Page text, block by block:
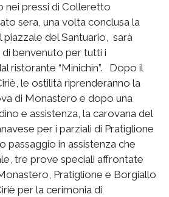
nei pressi di Colleretto
sera, una volta conclusa la
piazzale del Santuario, sarà
benvenuto per tutti i
ristorante “Minichin”. Dopo il
le ostilità riprenderanno la
di Monastero e dopo una
e assistenza, la carovana del
per i parziali di Pratiglione
passaggio in assistenza che
tre prove speciali affrontate
Pratiglione e Borgiallo
per la cerimonia di